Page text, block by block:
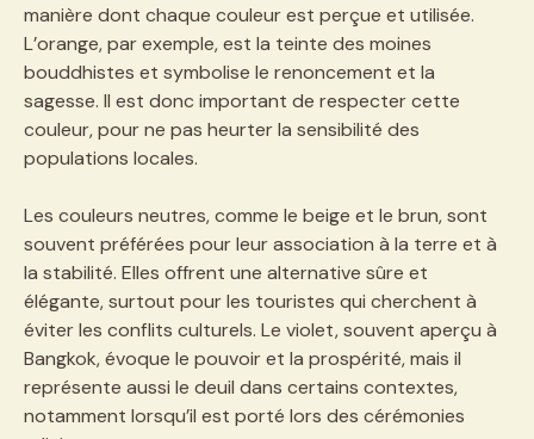
manière dont chaque couleur est perçue et utilisée.
L’orange, par exemple, est la teinte des moines
bouddhistes et symbolise le renoncement et la
sagesse. Il est donc important de respecter cette
couleur, pour ne pas heurter la sensibilité des
populations locales.
Les couleurs neutres, comme le beige et le brun, sont
souvent préférées pour leur association à la terre et à
la stabilité. Elles offrent une alternative sûre et
élégante, surtout pour les touristes qui cherchent à
éviter les conflits culturels. Le violet, souvent aperçu à
Bangkok, évoque le pouvoir et la prospérité, mais il
représente aussi le deuil dans certains contextes,
notamment lorsqu’il est porté lors des cérémonies